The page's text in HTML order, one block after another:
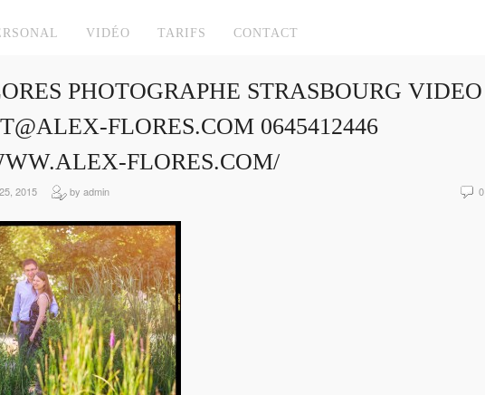
VIDÉO TARIFS CONTACT
PHOTOGRAPHE STRASBOURG VIDEO
FLORES.COM 0645412446
FLORES.COM/
25, 2015 by admin 0